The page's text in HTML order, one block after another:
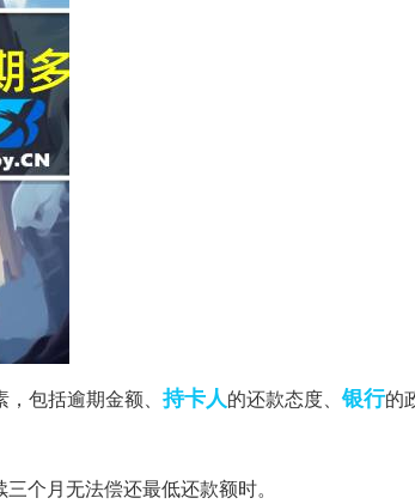
包括逾期金额、 持卡人的还款态度、银行的
个月无法偿还最低还款额时。